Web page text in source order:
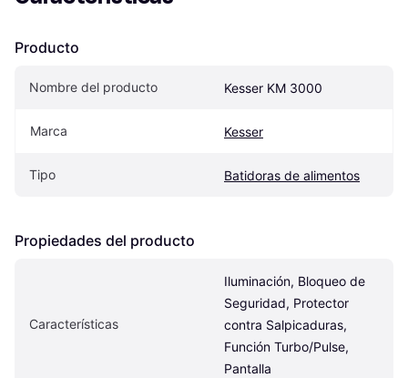
Producto
Nombre del producto Kesser KM 3000
Marca Kesser
Tipo Batidoras de alimentos
Propiedades del producto
Características
Iluminación, Bloqueo de
Seguridad, Protector
contra Salpicaduras,
Función Turbo/Pulse,
Pantalla